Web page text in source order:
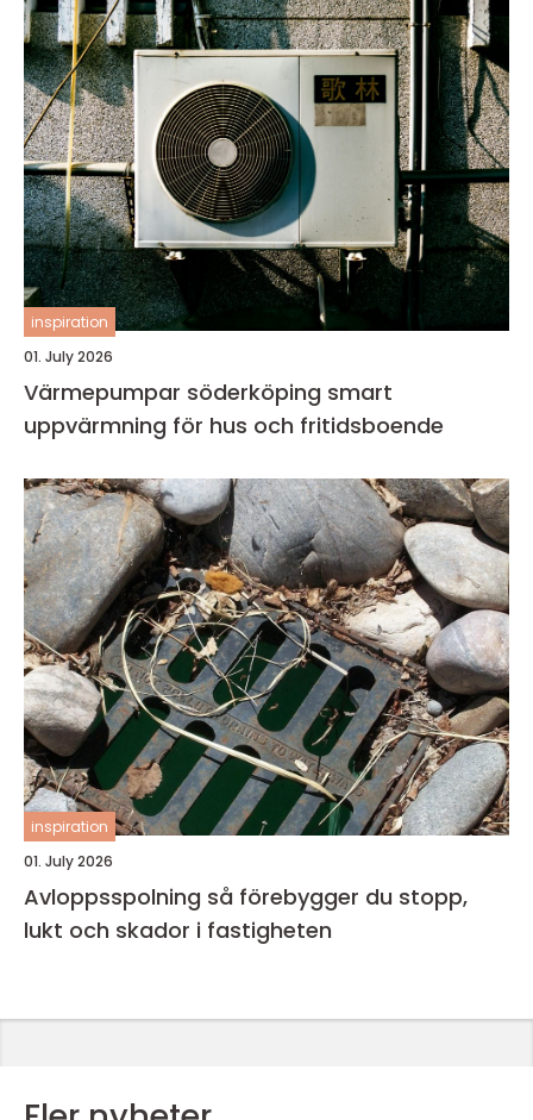
inspiration
01. July 2026
Värmepumpar söderköping smart
uppvärmning för hus och fritidsboende
inspiration
01. July 2026
Avloppsspolning så förebygger du stopp,
lukt och skador i fastigheten